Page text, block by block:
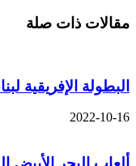
مقالات ذات صلة
البطولة الإفريقية
2022-10-16